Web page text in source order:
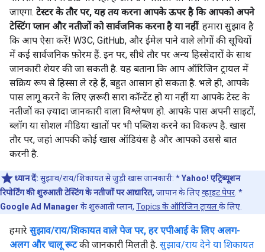
जाएगा. टेस्टर के तौर पर, यह तय करना आपके ऊपर है कि आपको अपने
टेस्टिंग प्लान और नतीजों को सार्वजनिक करना है या नहीं. हमारा सुझाव है
कि आप ऐसा करें! W3C, GitHub, और ईमेल पाने वाले लोगों की सूचियों
में कई सार्वजनिक फ़ोरम हैं. इन पर, सीधे तौर पर अन्य हिस्सेदारों के साथ
जानकारी शेयर की जा सकती है. यह बताना कि आप ऑरिजिन ट्रायल में
सक्रिय रूप से हिस्सा ले रहे हैं, बहुत आसान हो सकता है. भले ही, आपके
पास लागू करने के लिए ज़रूरी सारा कॉन्टेंट हो या नहीं या आपके टेस्ट के
नतीजों का ज़्यादा जानकारी वाला विश्लेषण हो. आपके पास अपनी साइटों,
ब्लॉग या सोशल मीडिया खातों पर भी पब्लिश करने का विकल्प है. खास
तौर पर, जहां आपकी कोई खास ऑडियंस है और आपको उससे बात
करनी है.
ध्यान दें: सुझाव/राय/शिकायत से जुड़ी खास जानकारी: *Yahoo! एट्रिब्यूशन
रिपोर्टिंग की शुरुआती टेस्टिंग के नतीजों पर आधारित, जापान के लिएव्हाइट पेपर . *
Google Ad Manager के शुरुआती प्लान, Topics के ऑरिजिन ट्रायलके लिए.
हमारे सुझाव/राय/शिकायत वाले पेज पर, हर एपीआई के लिए अलग-
अलग और चालू रूटकी जानकारी मिलती है. सुझाव/राय देने या शिकायत